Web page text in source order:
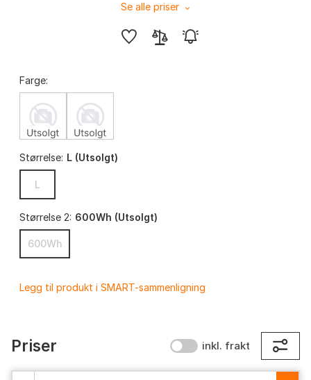
Se alle priser
Farge:
Størrelse: L (Utsolgt)
L
Størrelse 2: 600Wh (Utsolgt)
600Wh
Legg til produkt i SMART-sammenligning
Priser inkl. frakt